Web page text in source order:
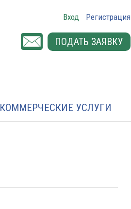
Вход Регистрация
ПОДАТЬ ЗАЯВКУ
КОММЕРЧЕСКИЕ УСЛУГИ